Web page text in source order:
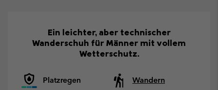
Ein leichter, aber technischer
Wanderschuh für Männer mit vollem
Wetterschutz.
Platzregen Wandern